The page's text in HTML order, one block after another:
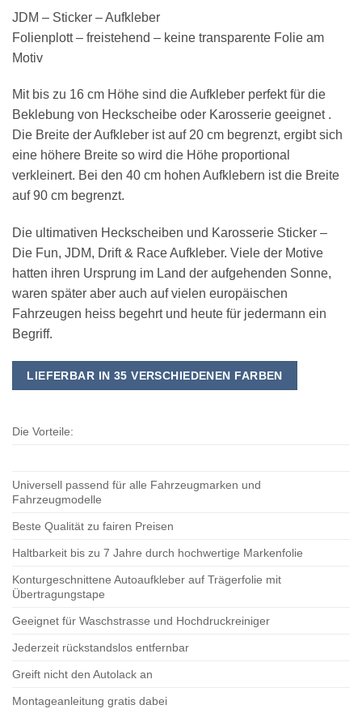
JDM – Sticker – Aufkleber
Folienplott – freistehend – keine transparente Folie am
Motiv
Mit bis zu 16 cm Höhe sind die Aufkleber perfekt für die
Beklebung von Heckscheibe oder Karosserie geeignet .
Die Breite der Aufkleber ist auf 20 cm begrenzt, ergibt sich
eine höhere Breite so wird die Höhe proportional
verkleinert. Bei den 40 cm hohen Aufklebern ist die Breite
auf 90 cm begrenzt.
Die ultimativen Heckscheiben und Karosserie Sticker –
Die Fun, JDM, Drift & Race Aufkleber. Viele der Motive
hatten ihren Ursprung im Land der aufgehenden Sonne,
waren später aber auch auf vielen europäischen
Fahrzeugen heiss begehrt und heute für jedermann ein
Begriff.
LIEFERBAR IN 35 VERSCHIEDENEN FARBEN
Die Vorteile:
Universell passend für alle Fahrzeugmarken und
Fahrzeugmodelle
Beste Qualität zu fairen Preisen
Haltbarkeit bis zu 7 Jahre durch hochwertige Markenfolie
Konturgeschnittene Autoaufkleber auf Trägerfolie mit
Übertragungstape
Geeignet für Waschstrasse und Hochdruckreiniger
Jederzeit rückstandslos entfernbar
Greift nicht den Autolack an
Montageanleitung gratis dabei